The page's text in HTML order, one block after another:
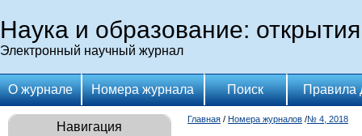
Наука и образование:
Электронный научный журнал
О журнале Номера журнала Поиск Правила
Навигация
Главная / Номера журналов /№ 4, 2018